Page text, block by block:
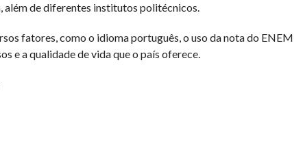
além de diferentes institutos politécnicos.
fatores, como o idioma português, o uso da nota do ENEM
e a qualidade de vida que o país oferece.